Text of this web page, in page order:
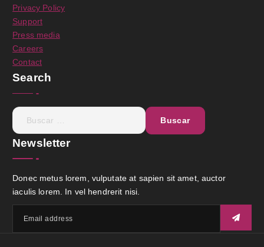
Privacy Policy
Support
Press media
Careers
Contact
Search
Newsletter
Donec metus lorem, vulputate at sapien sit amet, auctor
iaculis lorem. In vel hendrerit nisi.